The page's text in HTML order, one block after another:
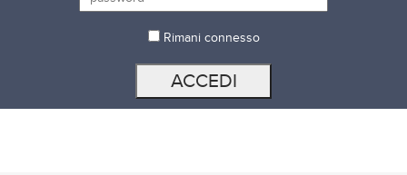
Rimani connesso